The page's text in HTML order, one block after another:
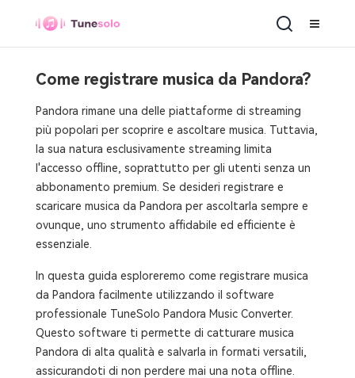
Come registrare musica da Pandora?
Pandora rimane una delle piattaforme di streaming
più popolari per scoprire e ascoltare musica. Tuttavia,
la sua natura esclusivamente streaming limita
l'accesso offline, soprattutto per gli utenti senza un
abbonamento premium. Se desideri registrare e
scaricare musica da Pandora per ascoltarla sempre e
ovunque, uno strumento affidabile ed efficiente è
essenziale.
In questa guida esploreremo come registrare musica
da Pandora facilmente utilizzando il software
professionale TuneSolo Pandora Music Converter.
Questo software ti permette di catturare musica
Pandora di alta qualità e salvarla in formati versatili,
assicurandoti di non perdere mai una nota offline.